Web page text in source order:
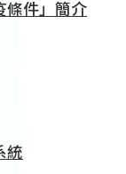
條件」簡介
統